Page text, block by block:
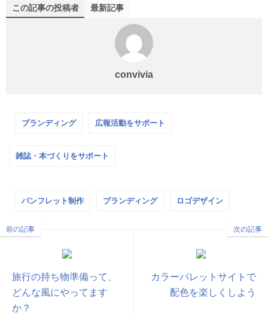
この記事の投稿者 最新記事
convivia
ブランディング 広報活動をサポート
雑誌・本づくりをサポート
パンフレット制作 ブランディング ロゴデザイン
前の記事
旅行の持ち物準備って、
どんな風にやってます
か？
次の記事
カラーパレットサイトで
配色を楽しくしよう